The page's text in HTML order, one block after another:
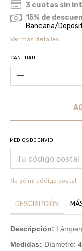
3 cuotas sin
15% de
Bancaria/
Ver más detalles
CANTIDAD
MEDIOS DE ENVÍO
No sé mi código postal
DESCRIPCIÓN
Descripción:
Medidas: Díametro: